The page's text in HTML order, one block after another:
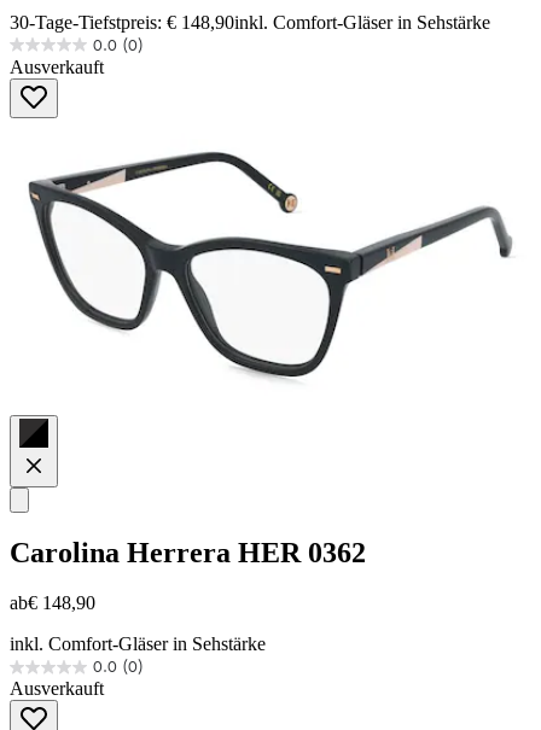
30-Tage-Tiefstpreis: € 148,90inkl. Comfort-Gläser in Sehstärke
0.0 (0)
0.0
von
Sternen.
Ausverkauft
Carolina Herrera HER 0362
ab€ 148,90
inkl. Comfort-Gläser in Sehstärke
0.0 (0)
0.0
von
Ausverkauft